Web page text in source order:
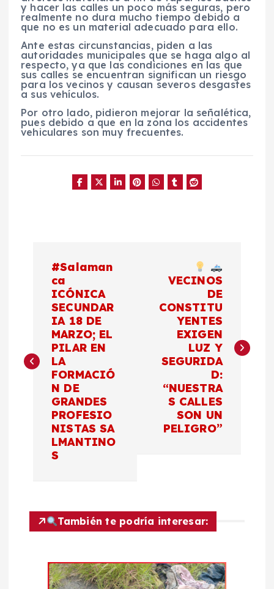
y hacer las calles un poco más seguras, pero
realmente no dura mucho tiempo debido a
que no es un material adecuado para ello.
Ante estas circunstancias, piden a las
autoridades municipales que se haga algo al
respecto, ya que las condiciones en las que
sus calles se encuentran significan un riesgo
para los vecinos y causan severos desgastes
a sus vehículos.
Por otro lado, pidieron mejorar la señalética,
pues debido a que en la zona los accidentes
vehiculares son muy frecuentes.
e
g
n
#Salaman
ca
ICÓNICA
SECUNDAR
IA 18 DE
MARZO; EL
PILAR EN
LA
FORMACIÓ
N DE
GRANDES
PROFESIO
NISTAS SA
LMANTINO
S
VECINOS
DE
CONSTITU
YENTES
EXIGEN
LUZ Y
SEGURIDA
D:
“NUESTRA
S CALLES
SON UN
PELIGRO”
También te podría interesar: